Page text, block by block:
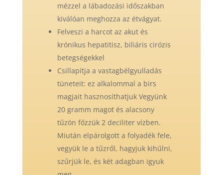
mézzel a lábadozási időszakban
kiválóan meghozza az étvágyat.
Felveszi a harcot az akut és
krónikus hepatitisz, biliáris cirózis
betegségekkel
Csillapítja a vastagbélgyulladás
tüneteit: ez alkalommal a birs
magjait hasznosíthatjuk Vegyünk
20 gramm magot és alacsony
tűzön főzzük 2 deciliter vízben.
Miután elpárolgott a folyadék fele,
vegyük le a tűzről, hagyjuk kihűlni,
szűrjük le, és két adagban igyuk